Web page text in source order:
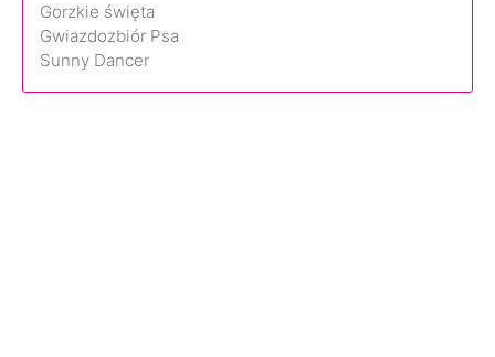
Gorzkie święta
Gwiazdozbiór Psa
Sunny Dancer